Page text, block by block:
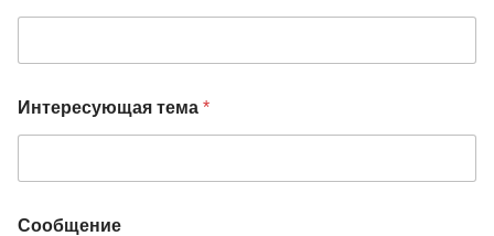
Интересующая тема *
Сообщение